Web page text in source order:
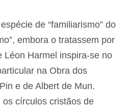
de “familiarismo” do
embora o tratassem por
Léon Harmel inspira-se no
na Obra dos
e de Albert de Mun.
círculos cristãos de